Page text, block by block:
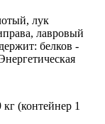
лук
лавровый
белков -